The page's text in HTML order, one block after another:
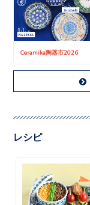
Ceramika陶器市2026
レシピ